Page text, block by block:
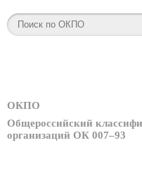
ОКПО
Общероссийский
организаций ОК 007–93